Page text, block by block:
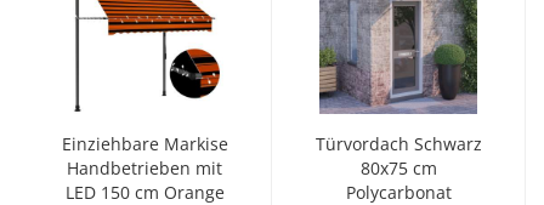
Einziehbare Markise
Handbetrieben mit
LED 150 cm Orange
Türvordach Schwarz
80x75 cm
Polycarbonat